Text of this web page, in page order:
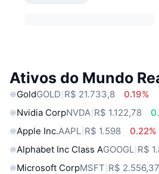
Ativos do Mundo
GoldGOLD R$ 21.733,8
0.19%
Nvidia CorpNVDA R$ 1.122,78
Apple Inc.AAPL R$ 1.598
0.22%
Alphabet Inc Class AGOOGL R$
Microsoft CorpMSFT R$ 2.556,37